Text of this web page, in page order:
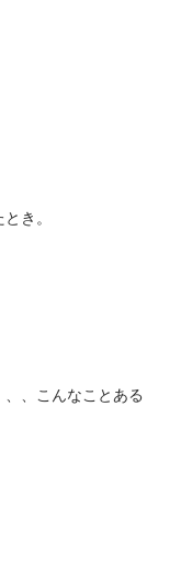
き。
、、こんなことある